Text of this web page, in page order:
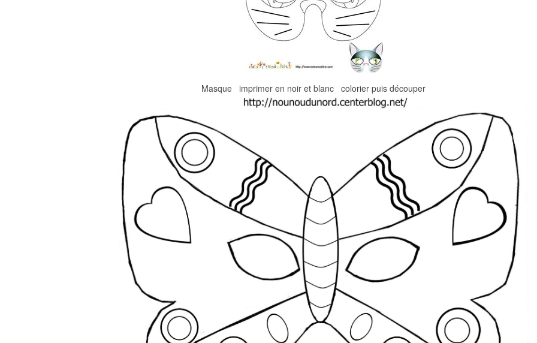
Masque imprimer en noir et blanc colorier puis découper